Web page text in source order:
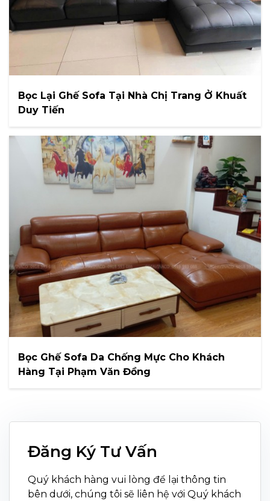
Bọc Lại Ghế Sofa Tại Nhà Chị Trang Ở Khuất
Duy Tiến
Bọc Ghế Sofa Da Chống Mực Cho Khách
Hàng Tại Phạm Văn Đồng
Đăng Ký Tư Vấn
Quý khách hàng vui lòng để lại thông tin
bên dưới, chúng tôi sẽ liên hệ với Quý khách